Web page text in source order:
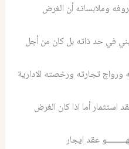
وملابساته أن الغرض
في حد ذاته بل كان من أجل
ورواج تجارته ورخصته الادارية
استثمار أما اذا كان الغرض
عقد ايجار